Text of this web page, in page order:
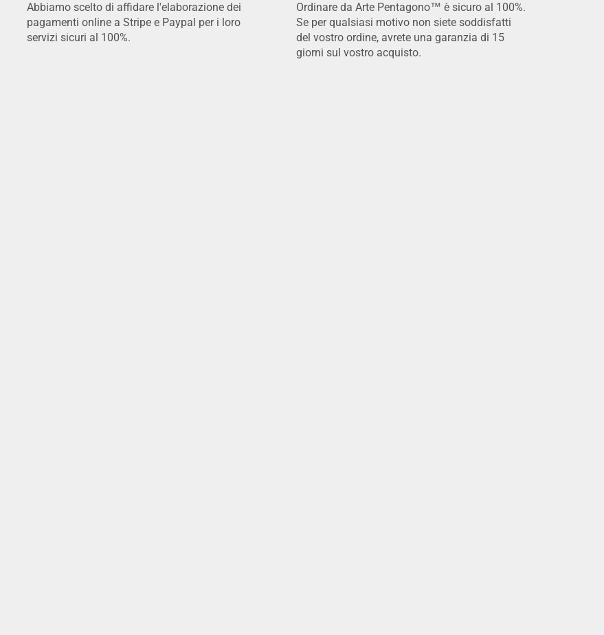
Abbiamo scelto di affidare l'elaborazione dei
pagamenti online a Stripe e Paypal per i loro
servizi sicuri al 100%.
Ordinare da Arte Pentagono™ è sicuro al 100%.
Se per qualsiasi motivo non siete soddisfatti
del vostro ordine, avrete una garanzia di 15
giorni sul vostro acquisto.